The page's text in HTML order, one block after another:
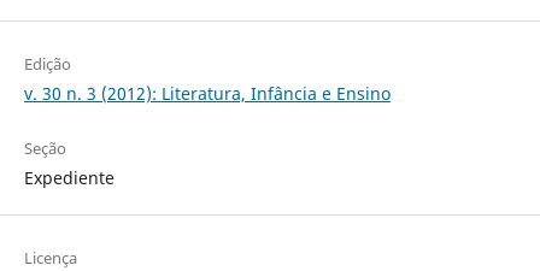
Edição
v. 30 n. 3 (2012): Literatura, Infância e Ensino
Seção
Expediente
Licença